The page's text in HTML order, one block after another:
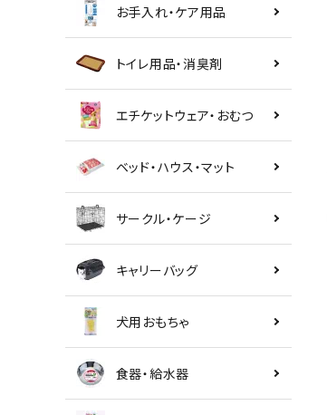
お手入れ・ケア用品
トイレ用品・消臭剤
エチケットウェア・おむつ
ベッド・ハウス・マット
サークル・ケージ
キャリーバッグ
犬用おもちゃ
食器・給水器